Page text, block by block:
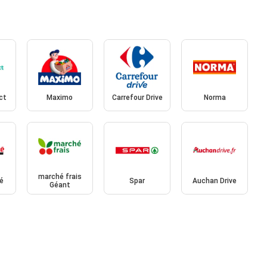
Maximo Carrefour Drive Norma
marché frais
Géant
Spar Auchan Drive